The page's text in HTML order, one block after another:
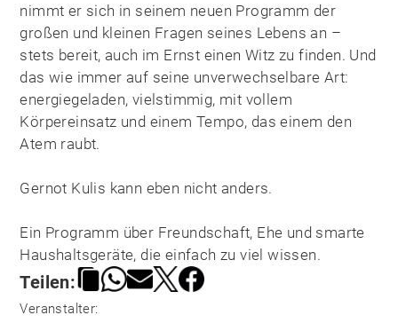
nimmt er sich in seinem neuen Programm der
großen und kleinen Fragen seines Lebens an –
stets bereit, auch im Ernst einen Witz zu finden. Und
das wie immer auf seine unverwechselbare Art:
energiegeladen, vielstimmig, mit vollem
Körpereinsatz und einem Tempo, das einem den
Atem raubt.
Gernot Kulis kann eben nicht anders.
Ein Programm über Freundschaft, Ehe und smarte
Haushaltsgeräte, die einfach zu viel wissen.
Teilen:
Veranstalter: